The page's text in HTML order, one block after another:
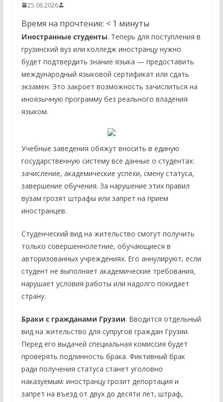
25.06.2026
Время на прочтение: < 1 минуты
Иностранные студенты. Теперь для поступления в
грузинский вуз или колледж иностранцу нужно
будет подтвердить знание языка — предоставить
международный языковой сертификат или сдать
экзамен. Это закроет возможность зачислиться на
иноязычную программу без реального владения
языком.
Учебные заведения обяжут вносить в единую
государственную систему все данные о студентах:
зачисление, академические успехи, смену статуса,
завершение обучения. За нарушение этих правил
вузам грозят штрафы или запрет на прием
иностранцев.
Студенческий вид на жительство смогут получить
только совершеннолетние, обучающиеся в
авторизованных учреждениях. Его аннулируют, если
студент не выполняет академические требования,
нарушает условия работы или надолго покидает
страну.
Браки с гражданами Грузии. Вводится отдельный
вид на жительство для супругов граждан Грузии.
Перед его выдачей специальная комиссия будет
проверять подлинность брака. Фиктивный брак
ради получения статуса станет уголовно
наказуемым: иностранцу грозит депортация и
запрет на въезд от двух до десяти лет, штраф,